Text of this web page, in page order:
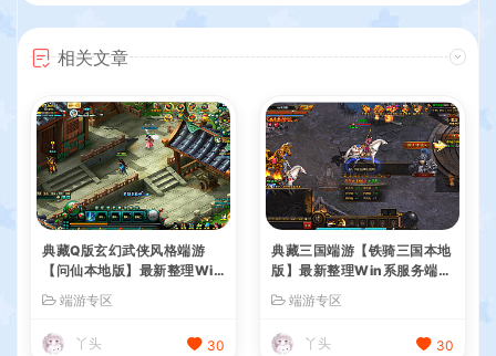
相关文章
典藏Q版玄幻武侠风格端游
【问仙本地版】最新整理Win
系服务端+PC客户端+GM指
令+详细搭建教程
端游专区
丫头 30
典藏三国端游【铁骑三国本地
版】最新整理Win系服务端+
PC客户端+详细搭建教程+G
M命令教程
端游专区
丫头 30